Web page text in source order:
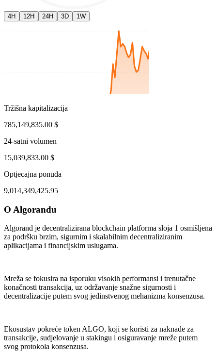
4H 12H 24H 3D 1W
1, 02:18 PM
Tržišna kapitalizacija
785,149,835.00 $
24-satni volumen
15,039,833.00 $
Optjecajna ponuda
9,014,349,425.95
O Algorandu
Algorand je decentralizirana blockchain platforma sloja 1 osmišljena
za podršku brzim, sigurnim i skalabilnim decentraliziranim
aplikacijama i financijskim uslugama.
Mreža se fokusira na isporuku visokih performansi i trenutačne
konačnosti transakcija, uz održavanje snažne sigurnosti i
decentralizacije putem svog jedinstvenog mehanizma konsenzusa.
Ekosustav pokreće token ALGO, koji se koristi za naknade za
transakcije, sudjelovanje u stakingu i osiguravanje mreže putem
svog protokola konsenzusa.